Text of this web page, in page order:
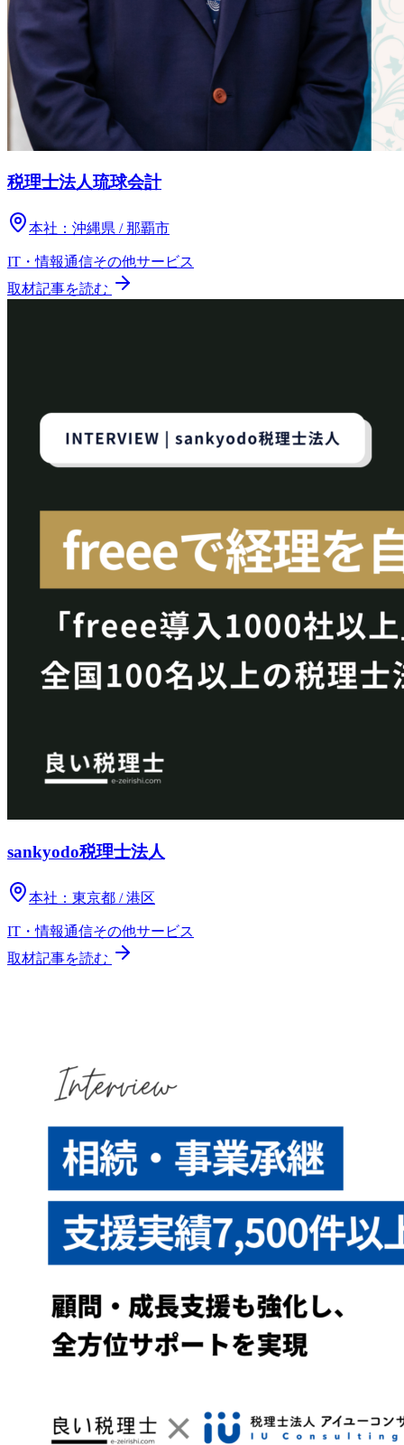
税理士法人琉球会計
本社： 沖縄県 / 那覇市
IT・情報通信その他サービス
取材記事を読む
sankyodo税理士法人
本社： 東京都 / 港区
IT・情報通信その他サービス
取材記事を読む